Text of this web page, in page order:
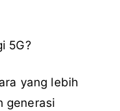
5G?
yang lebih
generasi